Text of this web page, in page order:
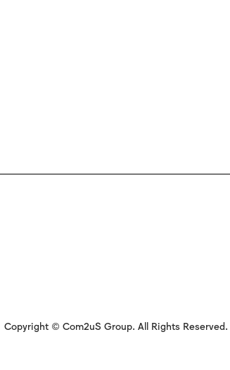
Copyright © Com2uS Group. All Rights Reserved.